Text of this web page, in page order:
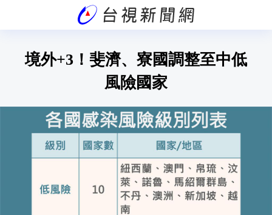
境外+3！斐濟、寮國調整至中低
風險國家